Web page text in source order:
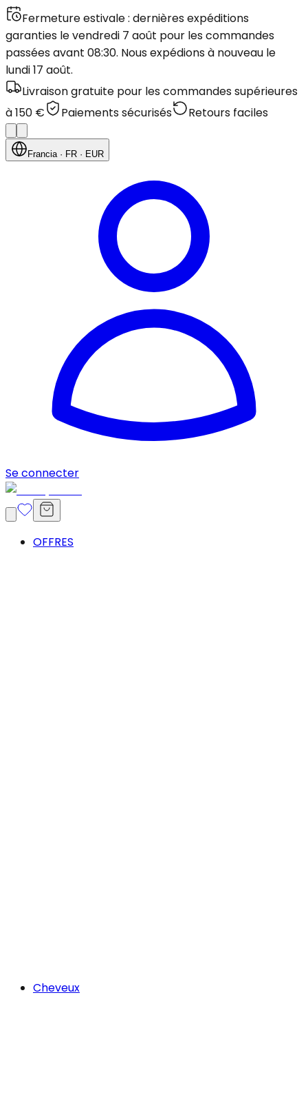
Fermeture estivale : dernières expéditions
garanties le vendredi 7 août pour les commandes
passées avant 08:30. Nous expédions à nouveau le
lundi 17 août.
Livraison gratuite pour les commandes supérieures
à 150 €
Paiements sécurisés Retours faciles
Francia· FR · EUR
Se connecter
OFFRES
Cheveux